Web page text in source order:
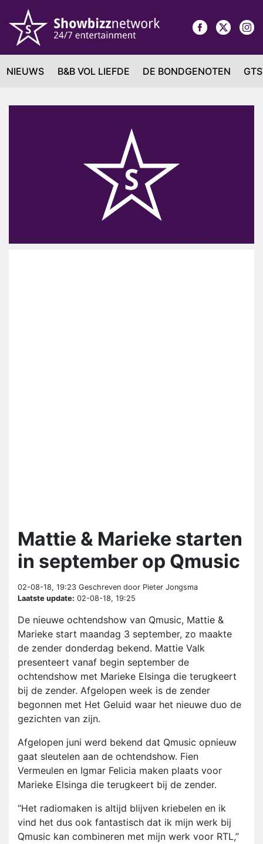
NIEUWS B&B VOL LIEFDE DE BONDGENOTEN
Mattie & Marieke starten
in september op Qmusic
02-08-18, 19:23 Geschreven door Pieter Jongsma
Laatste update: 02-08-18, 19:25
De nieuwe ochtendshow van Qmusic, Mattie &
Marieke start maandag 3 september, zo maakte
de zender donderdag bekend. Mattie Valk
presenteert vanaf begin september de
ochtendshow met Marieke Elsinga die terugkeert
bij de zender. Afgelopen week is de zender
begonnen met Het Geluid waar het nieuwe duo de
gezichten van zijn.
Afgelopen juni werd bekend dat Qmusic opnieuw
gaat sleutelen aan de ochtendshow. Fien
Vermeulen en Igmar Felicia maken plaats voor
Marieke Elsinga die terugkeert bij de zender.
“Het radiomaken is altijd blijven kriebelen en ik
vind het dus ook fantastisch dat ik mijn werk bij
Qmusic kan combineren met mijn werk voor RTL,”